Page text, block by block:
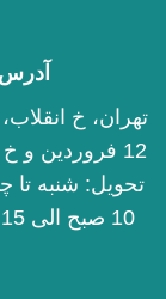
تحویل: شنبه تا